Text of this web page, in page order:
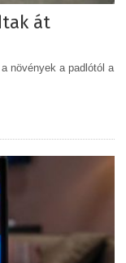
át
növények a padlótól a